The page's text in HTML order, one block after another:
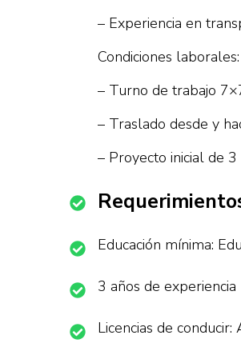
– Experiencia en
Condiciones laborales:
– Turno de trabajo
– Traslado desde y
– Proyecto inicial de
Educación mínima:
3 años de experiencia
Licencias de conducir: